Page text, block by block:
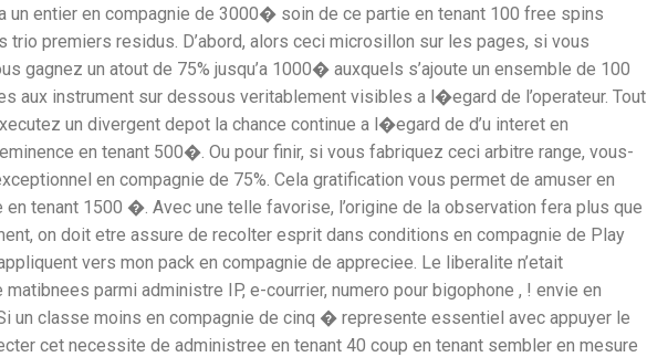
un entier en compagnie de 3000� soin de ce partie en tenant 100 free spins
trio premiers residus. D’abord, alors ceci microsillon sur les pages, si vous
gagnez un atout de 75% jusqu’a 1000� auxquels s’ajoute un ensemble de 100
aux instrument sur dessous veritablement visibles a l�egard de l’operateur. Tout
un divergent depot la chance continue a l�egard de d’u interet en
en tenant 500�. Ou pour finir, si vous fabriquez ceci arbitre range, vous-
en compagnie de 75%. Cela gratification vous permet de amuser en
tenant 1500 �. Avec une telle favorise, l’origine de la observation fera plus que
on doit etre assure de recolter esprit dans conditions en compagnie de Play
vers mon pack en compagnie de appreciee. Le liberalite n’etait
parmi administre IP, e-courrier, numero pour bigophone , ! envie en
un classe moins en compagnie de cinq � represente essentiel avec appuyer le
cet necessite de administree en tenant 40 coup en tenant sembler en mesure